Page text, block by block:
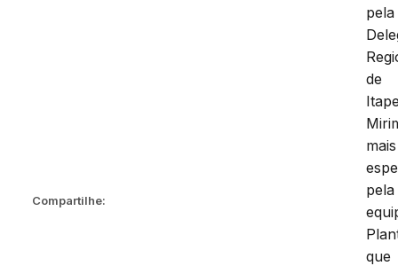
Compartilhe:
pela
de
mais
pela
que